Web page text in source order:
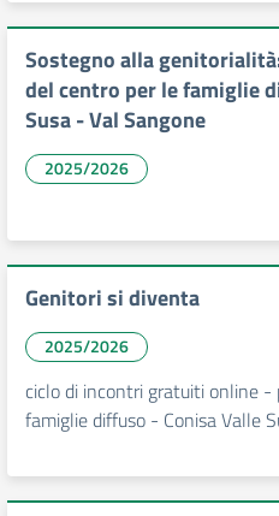
Sostegno alla
del centro per le famiglie
Susa - Val Sangone
2025/2026
Genitori si diventa
2025/2026
ciclo di incontri gratuiti online -
famiglie diffuso - Conisa Valle